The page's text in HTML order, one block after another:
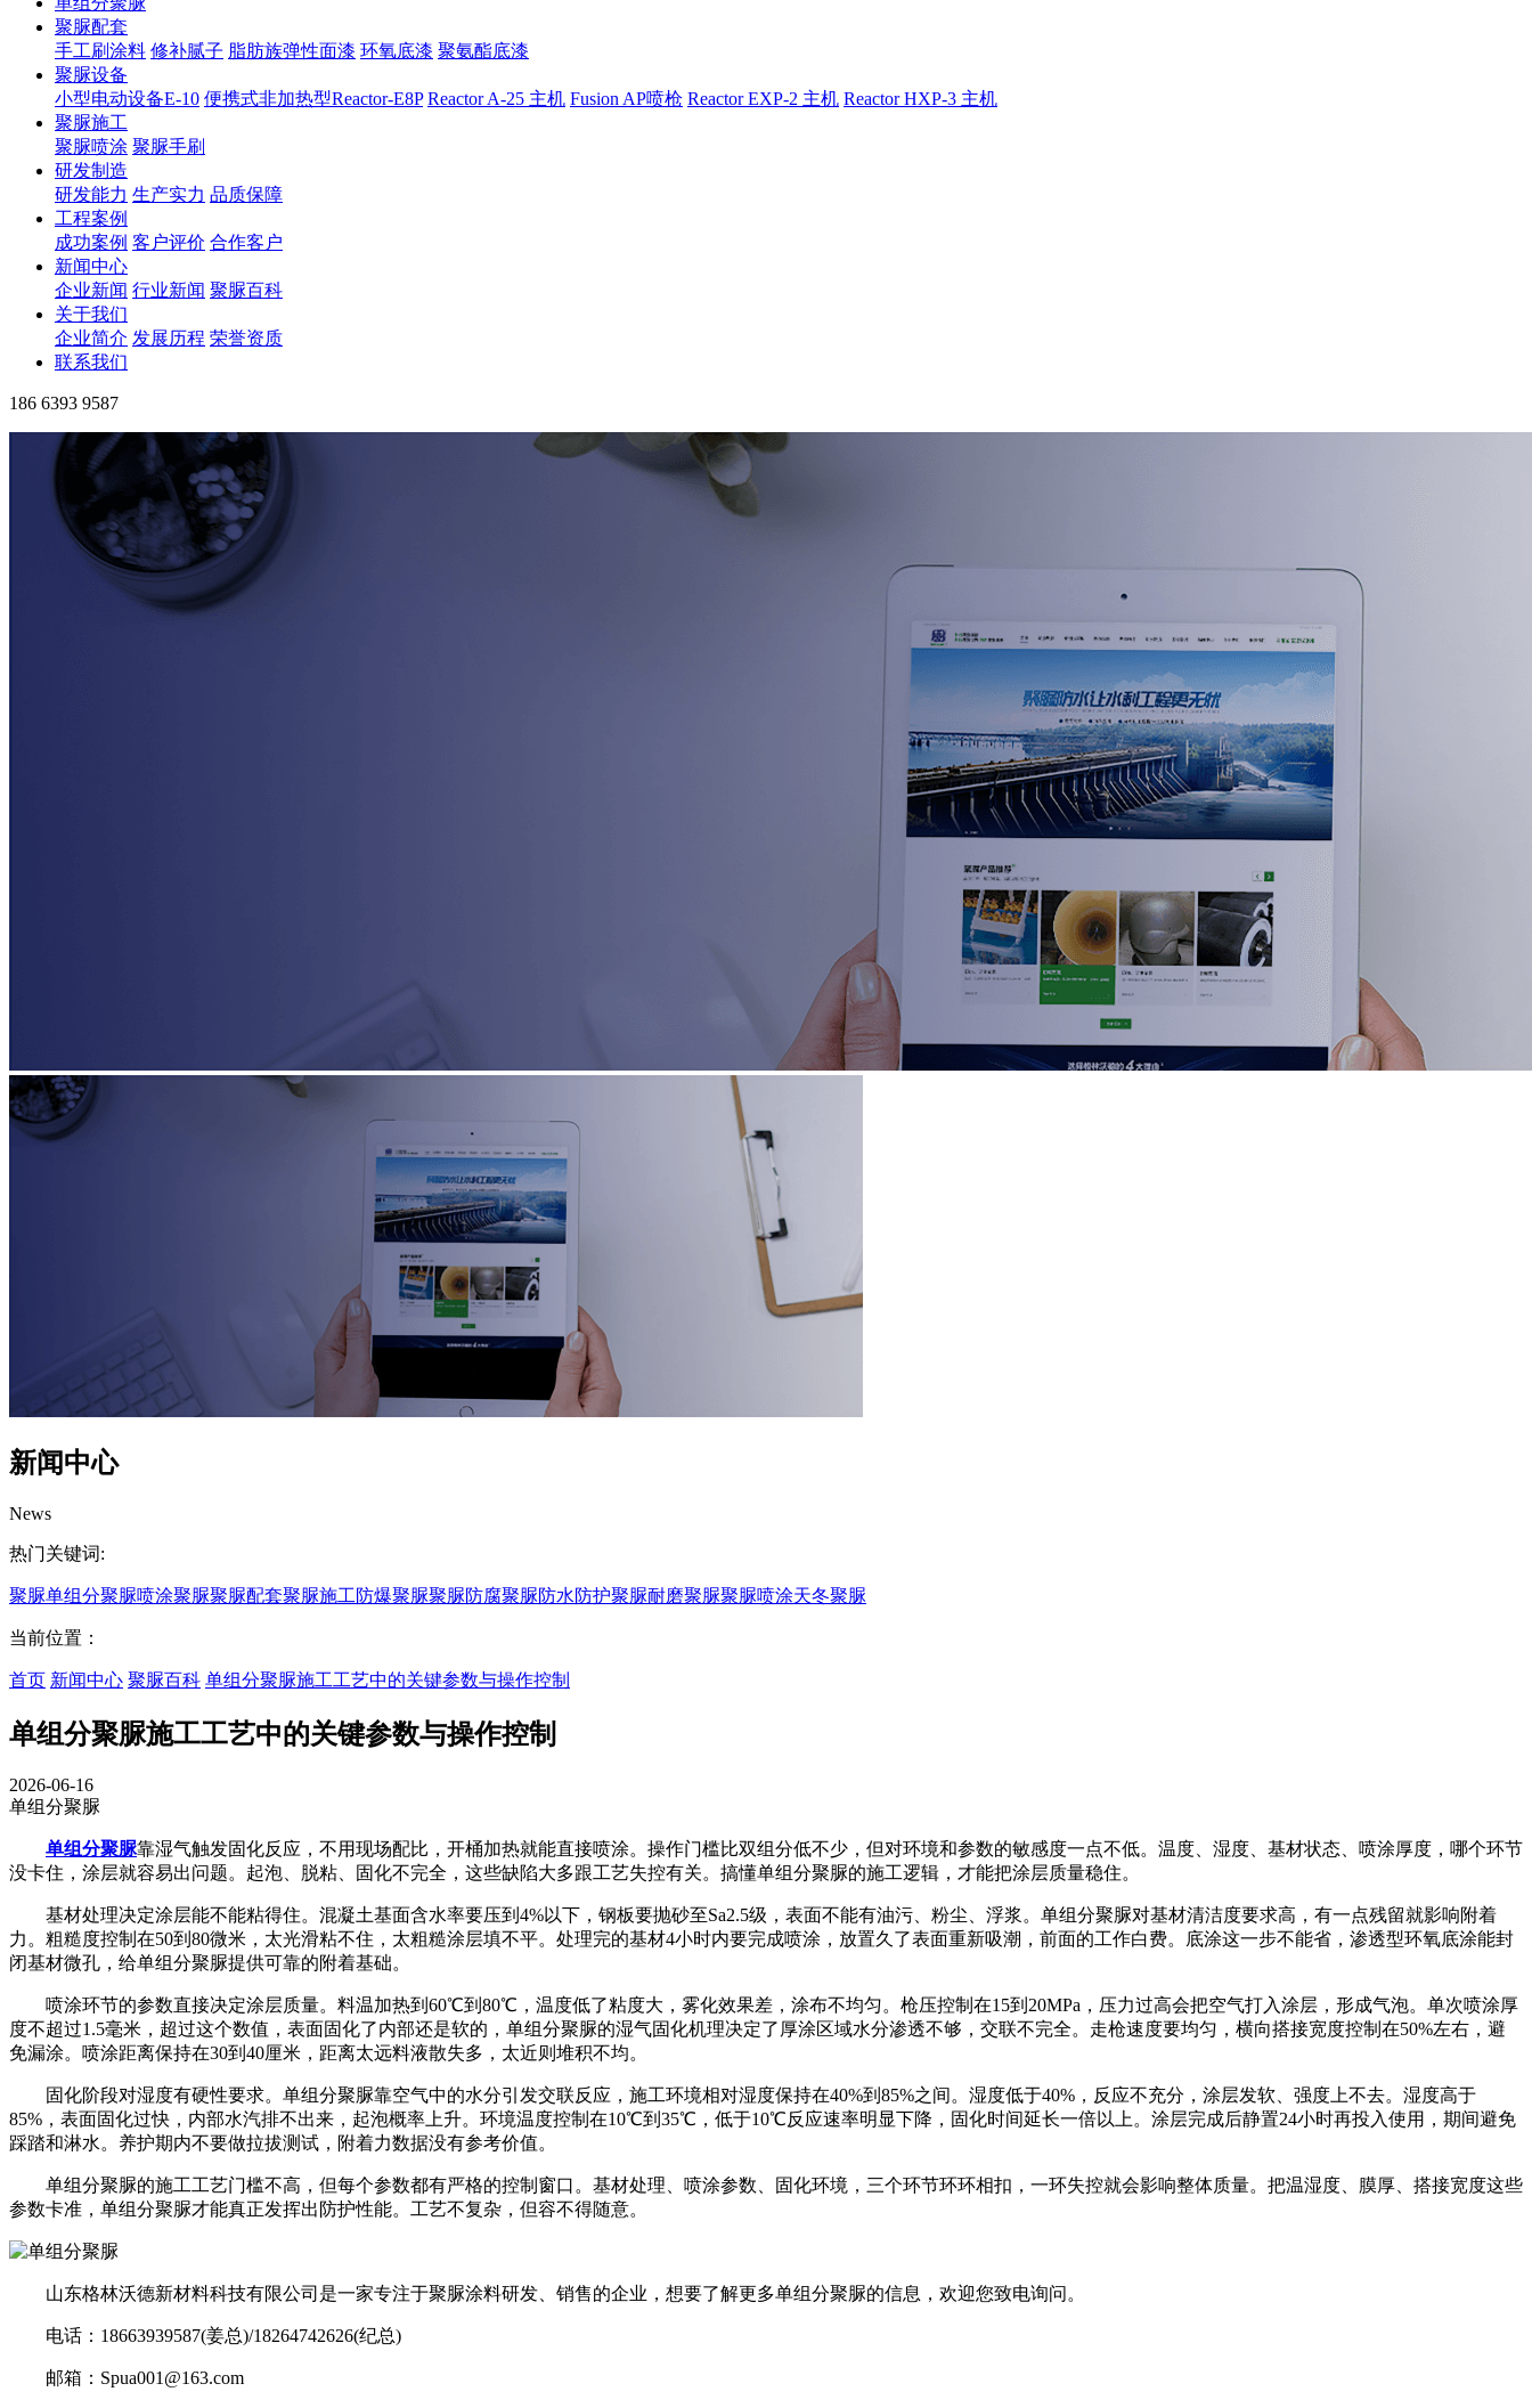
聚脲配套
手工刷涂料 修补腻子 脂肪族弹性面漆 环氧底漆 聚氨酯底漆
聚脲设备
小型电动设备E-10 便携式非加热型Reactor-E8P Reactor A-25 主机 Fusion AP喷枪 Reactor EXP-2 主机 Reactor HXP-3 主机
聚脲施工
聚脲喷涂 聚脲手刷
研发制造
研发能力 生产实力 品质保障
工程案例
成功案例 客户评价 合作客户
新闻中心
企业新闻 行业新闻 聚脲百科
关于我们
企业简介 发展历程 荣誉资质
联系我们
186 6393 9587
新闻中心
News
热门关键词:
聚脲单组分聚脲喷涂聚脲聚脲配套聚脲施工防爆聚脲聚脲防腐聚脲防水防护聚脲耐磨聚脲聚脲喷涂天冬聚脲
当前位置：
首页 新闻中心 聚脲百科 单组分聚脲施工工艺中的关键参数与操作控制
单组分聚脲施工工艺中的关键参数与操作控制
2026-06-16
单组分聚脲
单组分聚脲靠湿气触发固化反应，不用现场配比，开桶加热就能直接喷涂。操作门槛比双组分低不少，但对环境和参数的敏感度一点不低。温度、湿度、基材状态、喷涂厚度，哪个环节
没卡住，涂层就容易出问题。起泡、脱粘、固化不完全，这些缺陷大多跟工艺失控有关。搞懂单组分聚脲的施工逻辑，才能把涂层质量稳住。
基材处理决定涂层能不能粘得住。混凝土基面含水率要压到4%以下，钢板要抛砂至Sa2.5级，表面不能有油污、粉尘、浮浆。单组分聚脲对基材清洁度要求高，有一点残留就影响附着
力。粗糙度控制在50到80微米，太光滑粘不住，太粗糙涂层填不平。处理完的基材4小时内要完成喷涂，放置久了表面重新吸潮，前面的工作白费。底涂这一步不能省，渗透型环氧底涂能封
闭基材微孔，给单组分聚脲提供可靠的附着基础。
喷涂环节的参数直接决定涂层质量。料温加热到60℃到80℃，温度低了粘度大，雾化效果差，涂布不均匀。枪压控制在15到20MPa，压力过高会把空气打入涂层，形成气泡。单次喷涂厚
度不超过1.5毫米，超过这个数值，表面固化了内部还是软的，单组分聚脲的湿气固化机理决定了厚涂区域水分渗透不够，交联不完全。走枪速度要均匀，横向搭接宽度控制在50%左右，避
免漏涂。喷涂距离保持在30到40厘米，距离太远料液散失多，太近则堆积不均。
固化阶段对湿度有硬性要求。单组分聚脲靠空气中的水分引发交联反应，施工环境相对湿度保持在40%到85%之间。湿度低于40%，反应不充分，涂层发软、强度上不去。湿度高于
85%，表面固化过快，内部水汽排不出来，起泡概率上升。环境温度控制在10℃到35℃，低于10℃反应速率明显下降，固化时间延长一倍以上。涂层完成后静置24小时再投入使用，期间避免
踩踏和淋水。养护期内不要做拉拔测试，附着力数据没有参考价值。
单组分聚脲的施工工艺门槛不高，但每个参数都有严格的控制窗口。基材处理、喷涂参数、固化环境，三个环节环环相扣，一环失控就会影响整体质量。把温湿度、膜厚、搭接宽度这些
参数卡准，单组分聚脲才能真正发挥出防护性能。工艺不复杂，但容不得随意。
山东格林沃德新材料科技有限公司是一家专注于聚脲涂料研发、销售的企业，想要了解更多单组分聚脲的信息，欢迎您致电询问。
电话：18663939587(姜总)/18264742626(纪总)
邮箱：Spua001@163.com